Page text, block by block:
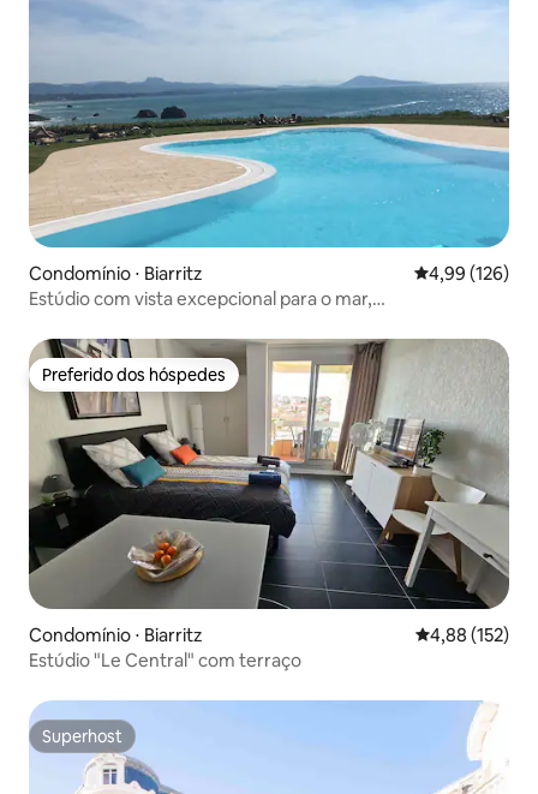
Condomínio ⋅ Biarritz 4,99 de uma
4,99 (126)
Estúdio com vista excepcional para o mar,
Preferido dos hóspedes
Preferido dos hóspedes
Condomínio ⋅ Biarritz 4,88 de uma
4,88 (152)
Estúdio "Le Central" com terraço
Superhost
Superhost